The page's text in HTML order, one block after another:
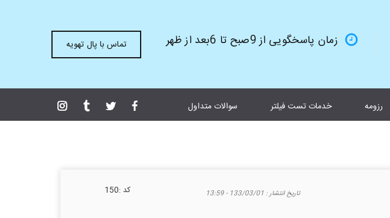
زمان پاسخگویی از 9صبح تا 6بعد از ظهر تماس با پال تهویه
رزومه خدمات تست فیلتر سوالات متداول
تاريخ انتشار : 133/03/01 - 13:59 كد :150